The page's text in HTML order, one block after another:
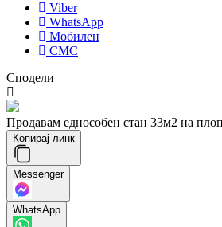
Viber
WhatsApp
Мобилен
СМС
Сподели
Продавам еднособен стан 33м2 на
Копирај линк
Messenger
WhatsApp